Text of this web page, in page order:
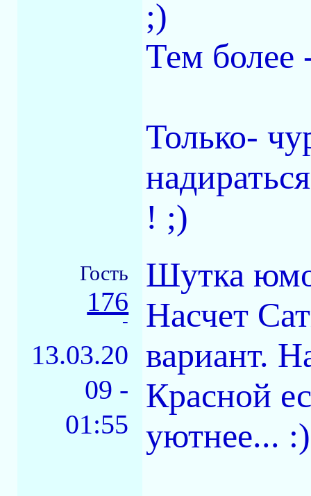
;)
Тем более
Только-
! ;)
Гость
176
-
13.03.20
09 -
01:55
Шутка
Насчет
вариант.
Красной
уютнее... :)